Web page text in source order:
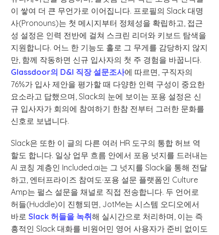
이 쌓여 더 큰 무언가로 이어집니다. 프로필의 Slack 대명
사(Pronouns)는 첫 메시지부터 정체성을 확립하고, 접근
성 설정은 인력 전반에 걸쳐 스크린 리더와 키보드 탐색을
지원합니다. 어느 한 기능도 홀로 그 무게를 감당하지 않지
만, 함께 작동하면 신규 입사자의 첫 주 경험을 바꿉니다.
Glassdoor의 D&I 직장 설문조사에 따르면, 구직자의
76%가 입사 제안을 평가할 때 다양한 인력 구성이 중요한
요소라고 답했으며, Slack의 눈에 보이는 포용 설정은 신
규 입사자가 회의에 참여하기 한참 전부터 그러한 문화를
신호로 보냅니다.
Slack은 또한 이 글의 다른 여러 HR 도구의 통합 허브 역
할도 합니다. 일상 업무 흐름 안에서 포용 넛지를 드러내는
AI 코칭 계층인 Included.ai는 그 넛지를 Slack을 통해 전달
하고, 엔터프라이즈 참여도·포용 설문 플랫폼인 Culture
Amp는 펄스 설문을 채널로 직접 전송합니다. 두 언어로
허들(Huddle)이 진행되면, JotMe는 시스템 오디오에서
바로Slack 허들을 녹취해 실시간으로 처리하며, 이는 즉
흥적인 Slack 대화를 비원어민 영어 사용자가 준비 없이도